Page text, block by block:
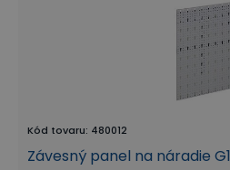
Kód tovaru: 480012
Závesný panel na náradie